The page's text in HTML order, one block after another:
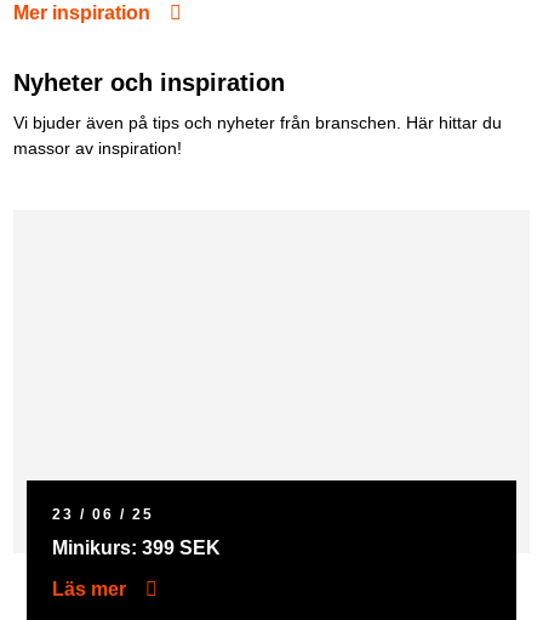
Mer inspiration
Nyheter och inspiration
Vi bjuder även på tips och nyheter från branschen. Här hittar du
massor av inspiration!
23 / 06 / 25
Minikurs: 399 SEK
Läs mer